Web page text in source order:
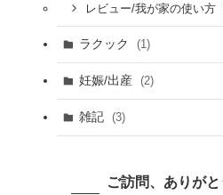
レビュー/我が家の使い方
ラクック (1)
妊娠/出産 (2)
雑記 (3)
ご訪問、ありが